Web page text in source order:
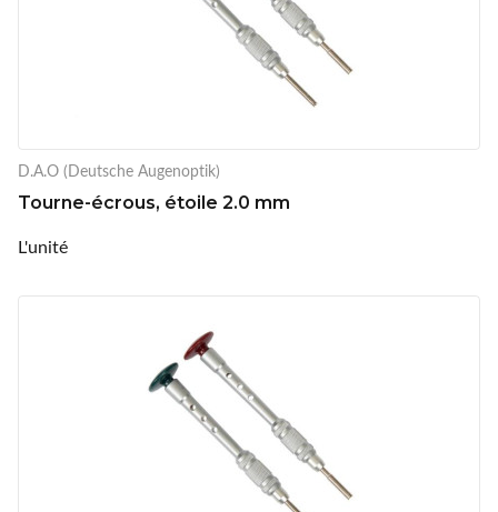
D.A.O (Deutsche Augenoptik)
Tourne-écrous, étoile 2.0 mm
L'unité